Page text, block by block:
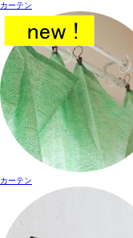
カーテン
カーテン